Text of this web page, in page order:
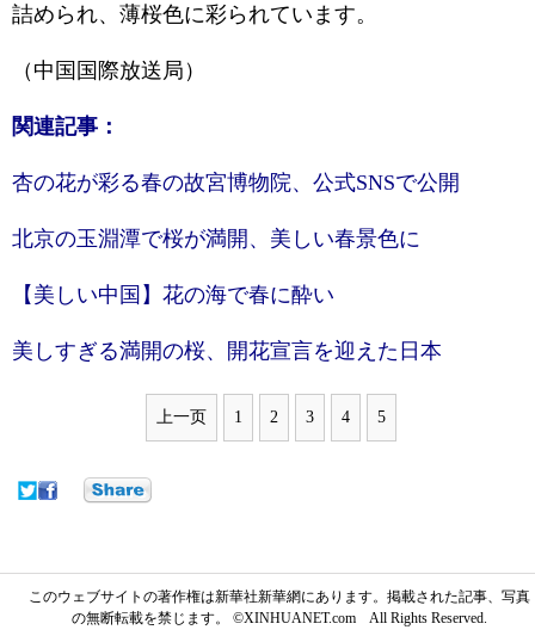
詰められ、薄桜色に彩られています。
（中国国際放送局）
関連記事：
杏の花が彩る春の故宮博物院、公式SNSで公開
北京の玉淵潭で桜が満開、美しい春景色に
【美しい中国】花の海で春に酔い
美しすぎる満開の桜、開花宣言を迎えた日本
上一页 1 2 3 4 5
このウェブサイトの著作権は新華社新華網にあります。掲載された記事、写真
の無断転載を禁じます。 ©XINHUANET.com All Rights Reserved.